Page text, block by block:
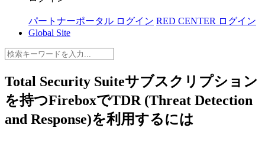
パートナーポータル ログイン RED CENTER ログイン
Global Site
Total Security Suiteサブスクリプション
を持つFireboxでTDR (Threat Detection
and Response)を利用するには